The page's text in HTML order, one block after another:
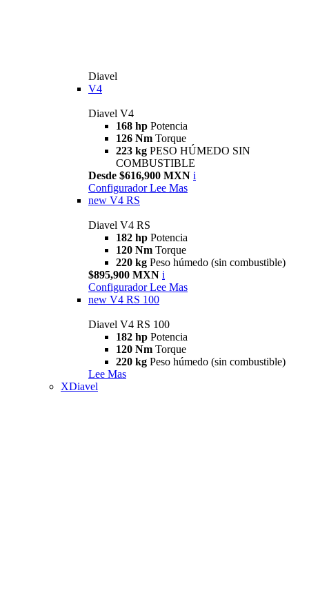
Diavel
V4
Diavel V4
168 hp Potencia
126 Nm Torque
223 kg PESO HÚMEDO SIN
COMBUSTIBLE
Desde $616,900 MXN i
Configurador Lee Mas
new V4 RS
Diavel V4 RS
182 hp Potencia
120 Nm Torque
220 kg Peso húmedo (sin combustible)
$895,900 MXN i
Configurador Lee Mas
new V4 RS 100
Diavel V4 RS 100
182 hp Potencia
120 Nm Torque
220 kg Peso húmedo (sin combustible)
Lee Mas
XDiavel